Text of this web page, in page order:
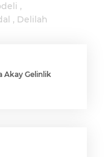
Delilah
Akay Gelinlik